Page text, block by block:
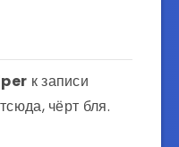
к записи
чёрт бля.